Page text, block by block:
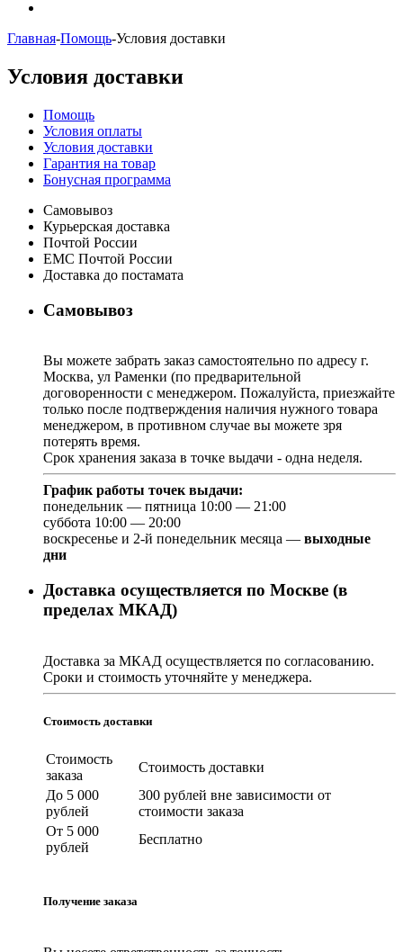
Главная-Помощь-Условия доставки
Условия доставки
Помощь
Условия оплаты
Условия доставки
Гарантия на товар
Бонусная программа
Самовывоз
Курьерская доставка
Почтой России
ЕМС Почтой России
Доставка до постамата
Самовывоз
Вы можете забрать заказ самостоятельно по адресу г.
Москва, ул Раменки (по предварительной
договоренности с менеджером. Пожалуйста, приезжайте
только после подтверждения наличия нужного товара
менеджером, в противном случае вы можете зря
потерять время.
Срок хранения заказа в точке выдачи - одна неделя.
График работы точек выдачи:
понедельник — пятница 10:00 — 21:00
суббота 10:00 — 20:00
воскресенье и 2-й понедельник месяца — выходные
дни
Доставка осуществляется по Москве (в
пределах МКАД)
Доставка за МКАД осуществляется по согласованию.
Сроки и стоимость уточняйте у менеджера.
Стоимость доставки
Стоимость
заказа
Стоимость доставки
До 5 000
рублей
300 рублей вне зависимости от
стоимости заказа
От 5 000
рублей
Бесплатно
Получение заказа